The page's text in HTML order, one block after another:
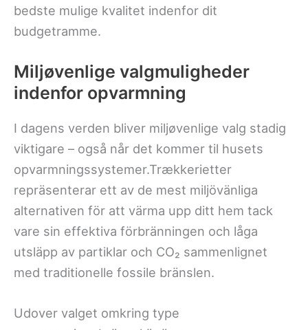
bedste mulige kvalitet indenfor dit
budgetramme.
Miljøvenlige valgmuligheder
indenfor opvarmning
I dagens verden bliver miljøvenlige valg stadig
viktigare – også når det kommer til husets
opvarmningssystemer.Trækkerietter
repräsenterar ett av de mest miljövänliga
alternativen för att värma upp ditt hem tack
vare sin effektiva förbränningen och låga
utsläpp av partiklar och CO₂ sammenlignet
med traditionelle fossile bränslen.
Udover valget omkring type